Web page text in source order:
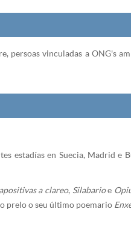
persoas vinculadas a ONG's
estadías en Suecia, Madrid e
a clareo, Silabarioe
prelo o seu último poemario